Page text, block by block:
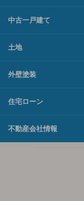
中古一戸建て
土地
外壁塗装
住宅ローン
不動産会社情報